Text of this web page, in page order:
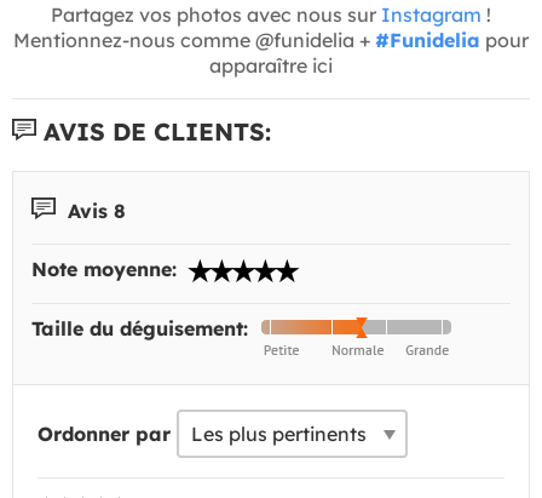
Partagez vos photos avec nous sur Instagram !
Mentionnez-nous comme @funidelia + #Funidelia pour
apparaître ici
AVIS DE CLIENTS:
Avis 8
Note moyenne:
Taille du déguisement:
Ordonner par